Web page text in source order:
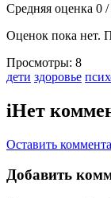
Средняя оценка 0 /
Оценок пока нет.
Просмотры: 8
Тэги:
дети здоровье
iНет
Оставить
Добавить